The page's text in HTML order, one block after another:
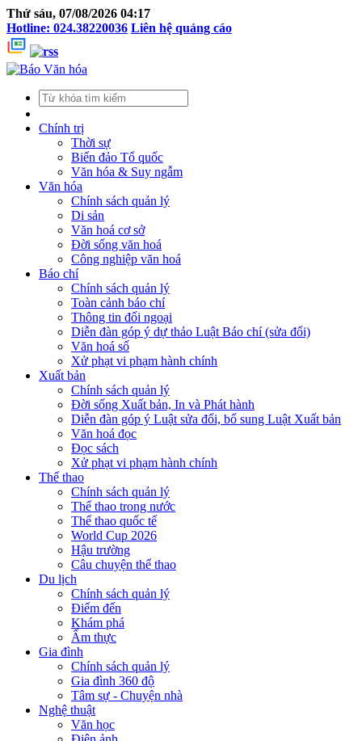
Thứ sáu, 07/08/2026 04:17
Hotline: 024.38220036 Liên hệ quảng cáo
Chính trị
Thời sự
Biển đảo Tổ quốc
Văn hóa & Suy ngẫm
Văn hóa
Chính sách quản lý
Di sản
Văn hoá cơ sở
Đời sống văn hoá
Công nghiệp văn hoá
Báo chí
Chính sách quản lý
Toàn cảnh báo chí
Thông tin đối ngoại
Diễn đàn góp ý dự thảo Luật Báo chí (sửa đổi)
Văn hoá số
Xử phạt vi phạm hành chính
Xuất bản
Chính sách quản lý
Đời sống Xuất bản, In và Phát hành
Diễn đàn góp ý Luật sửa đổi, bổ sung Luật Xuất bản
Văn hoá đọc
Đọc sách
Xử phạt vi phạm hành chính
Thể thao
Chính sách quản lý
Thể thao trong nước
Thể thao quốc tế
World Cup 2026
Hậu trường
Câu chuyện thể thao
Du lịch
Chính sách quản lý
Điểm đến
Khám phá
Ẩm thực
Gia đình
Chính sách quản lý
Gia đình 360 độ
Tâm sự - Chuyện nhà
Nghệ thuật
Văn học